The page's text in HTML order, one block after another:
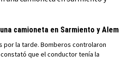
camioneta en Sarmiento y Alem
por la tarde. Bomberos controlaron
que el conductor tenía la